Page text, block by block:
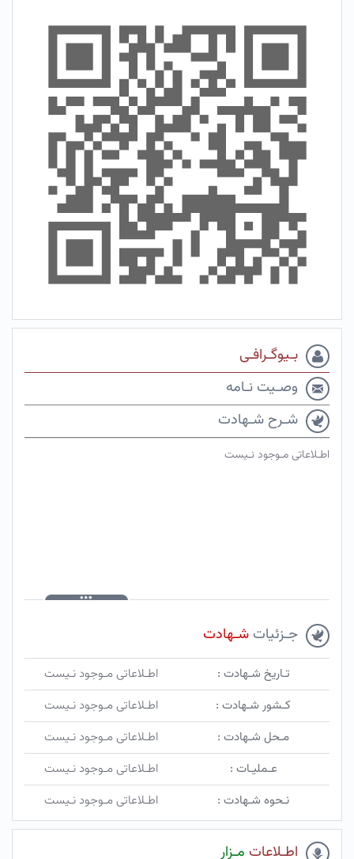
بـیوگـرافـی
وصـیت نـامه
شـرح شـهادت
اطـلاعاتی مـوجود نـیست
جـزئیات شـهادت
تـاریخ شـهادت :
اطـلاعاتی مـوجود نـیست
کـشور شـهادت :
اطـلاعاتی مـوجود نـیست
مـحل شـهادت :
اطـلاعاتی مـوجود نـیست
عـملیـات :
اطـلاعاتی مـوجود نـیست
نـحوه شـهادت :
اطـلاعاتی مـوجود نـیست
اطـلاعات مـزار